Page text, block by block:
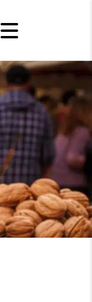
Menu